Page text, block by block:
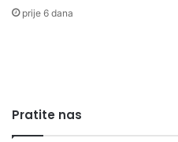
prije 6 dana
Pratite nas